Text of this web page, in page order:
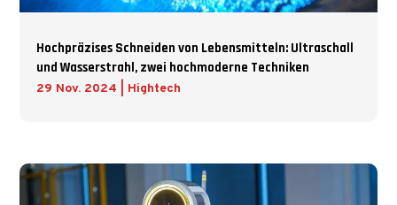
Hochpräzises Schneiden von Lebensmitteln: Ultraschall
und Wasserstrahl, zwei hochmoderne Techniken
29 Nov. 2024 Hightech